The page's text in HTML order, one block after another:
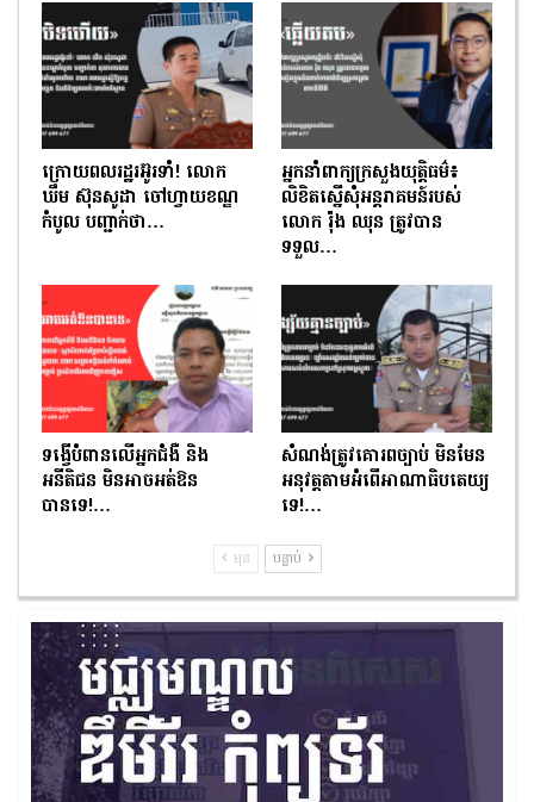
ក្រោយពលរដ្ឋរអ៊ូរទាំ! លោក
ឃឹម ស៊ុនសូដា ចៅហ្វាយខណ្ឌ
កំបូល បញ្ជាក់ថា…
អ្នកនាំពាក្យក្រសួងយុត្តិធម៌៖
លិខិតស្នើសុំអន្តរាគមន៍របស់
លោក រ៉ុង ឈុន ត្រូវបាន
ទទួល…
ទង្វើបំពានលើអ្នកជំងឺ និង
អនីតិជន មិនអាចអត់ឱន
បានទេ!…
សំណង់ត្រូវគោរពច្បាប់ មិនមែន
អនុវត្តតាមអំពើអាណាធិបតេយ្យ
ទេ!…
មុន បន្ទាប់